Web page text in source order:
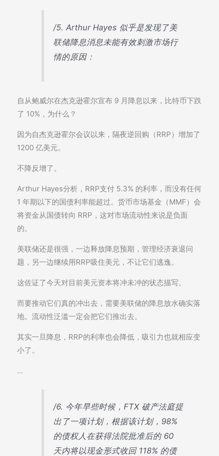
/5. Arthur Hayes 似乎是发现了美
联储降息消息未能有效刺激市场行
情的原因：
自从鲍威尔在杰克逊霍尔宣布 9 月降息以来，比特币下跌
了 10%，为什么？
因为自杰克逊霍尔会议以来，隔夜逆回购（RRP）增加了
1200 亿美元。
不降反增了。
Arthur Hayes分析，RRP支付 5.3% 的利率，而没有任何
1 年期以下的国债利率能超过。货币市场基金（MMF）会
将资金从国债转向 RRP，这对市场流动性来说是负面
的。
美联储还是很强，一边释放降息预期，管理经济衰退问
题，另一边继续用RRP吸住美元，不让它们逃逸。
这佐证了今天对目前美元资本将冲未冲的状态描写。
而要推动它们真的冲出去，需要美联储的降息放水确实落
地。流动性泛滥一定会把它们推出去。
其实一旦降息，RRP的利率也会降低，吸引力也就相应变
小了。
…
/6. 今年早些时候，FTX 破产法庭提
出了一项计划，根据该计划，98%
的债权人在获得法院批准后的 60
天内将以现金形式收回 118% 的债